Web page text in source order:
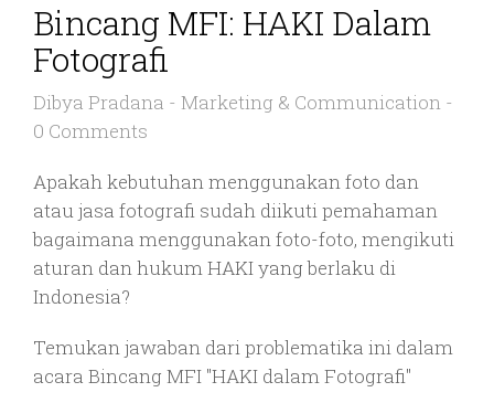
Bincang MFI: HAKI Dalam
Fotografi
Dibya Pradana - Marketing & Communication -
0 Comments
Apakah kebutuhan menggunakan foto dan
atau jasa fotografi sudah diikuti pemahaman
bagaimana menggunakan foto-foto, mengikuti
aturan dan hukum HAKI yang berlaku di
Indonesia?
Temukan jawaban dari problematika ini dalam
acara Bincang MFI "HAKI dalam Fotografi"